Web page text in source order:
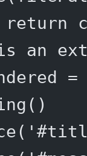
return
=
()
(